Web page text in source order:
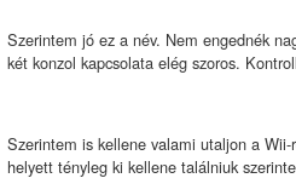
Szerintem jó ez a név. Nem engednék
két konzol kapcsolata elég szoros.
Szerintem is kellene valami utaljon a
helyett tényleg ki kellene találniuk